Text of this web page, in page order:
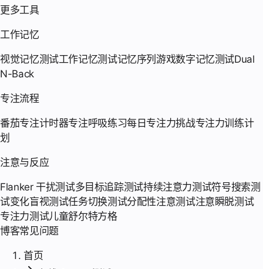
更多工具
工作记忆
视觉记忆测试工作记忆测试记忆序列游戏数字记忆测试Dual
N-Back
专注流程
番茄专注计时器专注呼吸练习每日专注力挑战专注力训练计
划
注意与反应
Flanker 干扰测试多目标追踪测试持续注意力测试符号搜索测
试变化盲视测试任务切换测试分配性注意测试注意瞬脱测试
专注力测试儿童舒尔特方格
博客常见问题
首页